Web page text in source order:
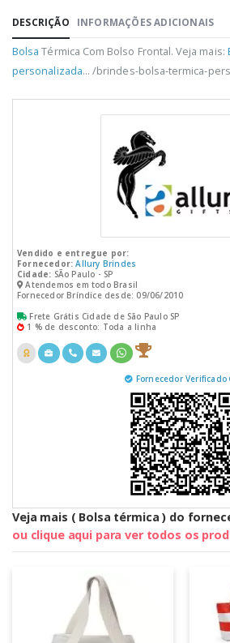
DESCRIÇÃO INFORMAÇÕES ADICIONAIS
Bolsa Térmica Com Bolso Frontal. Veja mais:
personalizada... /brindes-bolsa-termica-
Vendido e entregue por:
Fornecedor: Allury Brindes
Cidade: SÃo Paulo - SP
Atendemos em todo Brasil
Fornecedor Bríndice desde: 09/06/2010
Frete Grátis Cidade de São Paulo SP
1 % de desconto: Toda a linha
Fornecedor Verificado
Veja mais ( Bolsa térmica ) do
ou clique aqui para ver todos os